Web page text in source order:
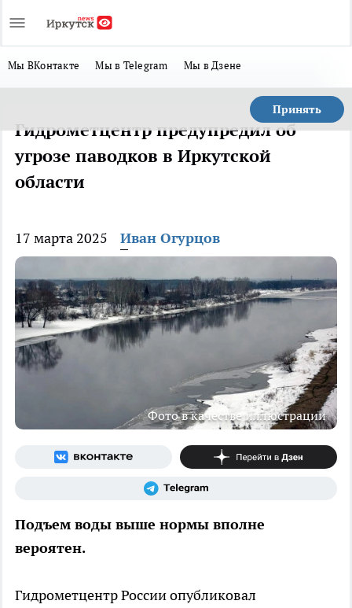
Мы ВКонтакте Мы в Telegram Мы в Дзене
Принять
Гидрометцентр предупредил об
угрозе паводков в Иркутской
области
17 марта 2025 Иван Огурцов
Фото в качестве иллюстрации
Подъем воды выше нормы вполне
вероятен.
Гидрометцентр России опубликовал